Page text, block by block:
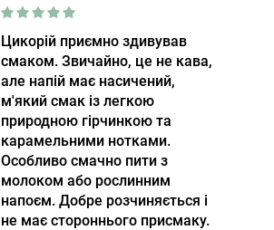
Цикорій приємно здивував
смаком. Звичайно, це не кава,
але напій має насичений,
м'який смак із легкою
природною гірчинкою та
карамельними нотками.
Особливо смачно пити з
молоком або рослинним
напоєм. Добре розчиняється і
не має стороннього присмаку.